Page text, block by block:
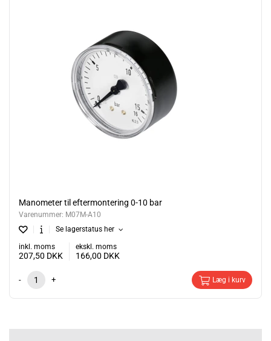
Manometer til eftermontering 0-10 bar
Varenummer: M07M-A10
Se lagerstatus her
inkl. moms
207,50 DKK
ekskl. moms
166,00 DKK
- + Læg i kurv